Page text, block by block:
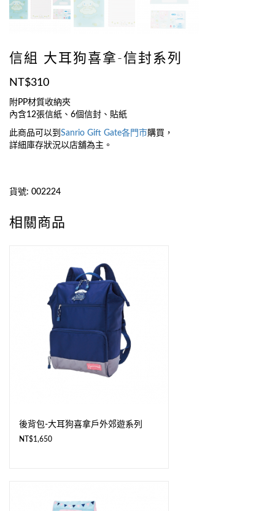
信組 大耳狗喜拿-信封系列
NT$310
附PP材質收納夾
內含12張信紙、6個信封、貼紙
此商品可以到 Sanrio Gift Gate各門市 購買，
詳細庫存狀況以店舖為主。
貨號: 002224
相關商品
後背包-大耳狗喜拿戶外郊遊系列
NT$1,650